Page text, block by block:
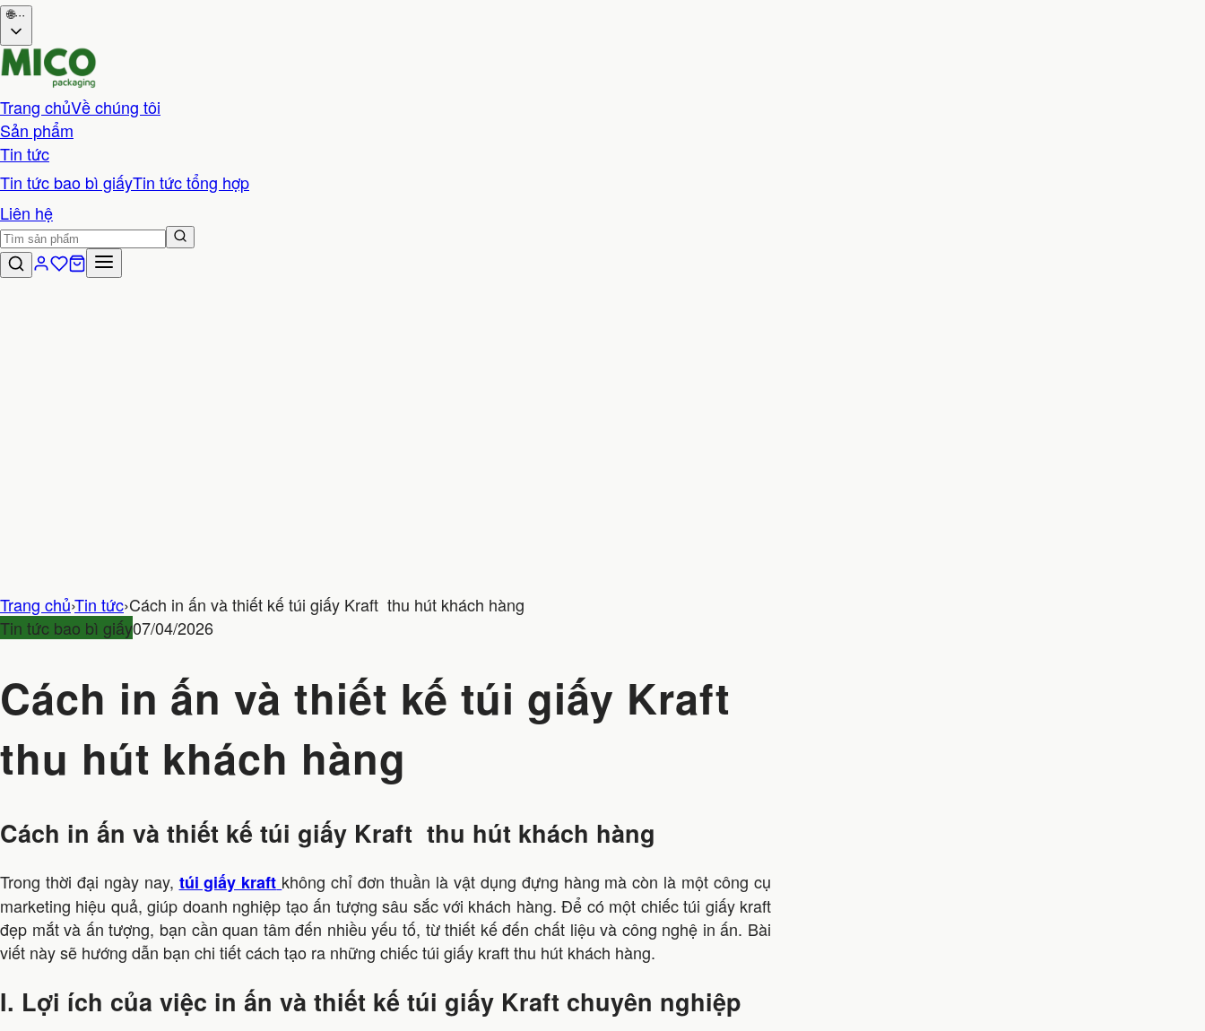
🌐···
Trang chủVề chúng tôi
Sản phẩm
Tin tức
Tin tức bao bì giấyTin tức tổng hợp
Liên hệ
Trang chủ›Tin tức›Cách in ấn và thiết kế túi giấy Kraft thu hút khách hàng
Tin tức bao bì giấy07/04/2026
Cách in ấn và thiết kế túi giấy Kraft
thu hút khách hàng
Cách in ấn và thiết kế túi giấy Kraft thu hút khách hàng
Trong thời đại ngày nay, túi giấy kraft không chỉ đơn thuần là vật dụng đựng hàng mà còn là một công cụ
marketing hiệu quả, giúp doanh nghiệp tạo ấn tượng sâu sắc với khách hàng. Để có một chiếc túi giấy kraft
đẹp mắt và ấn tượng, bạn cần quan tâm đến nhiều yếu tố, từ thiết kế đến chất liệu và công nghệ in ấn. Bài
viết này sẽ hướng dẫn bạn chi tiết cách tạo ra những chiếc túi giấy kraft thu hút khách hàng.
I. Lợi ích của việc in ấn và thiết kế túi giấy Kraft chuyên nghiệp